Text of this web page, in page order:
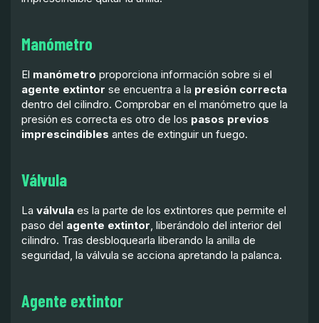
Manómetro
El manómetro proporciona información sobre si el
agente extintor se encuentra a la presión correcta
dentro del cilindro. Comprobar en el manómetro que la
presión es correcta es otro de los pasos previos
imprescindibles antes de extinguir un fuego.
Válvula
La válvula es la parte de los extintores que permite el
paso del agente extintor, liberándolo del interior del
cilindro. Tras desbloquearla liberando la anilla de
seguridad, la válvula se acciona apretando la palanca.
Agente extintor